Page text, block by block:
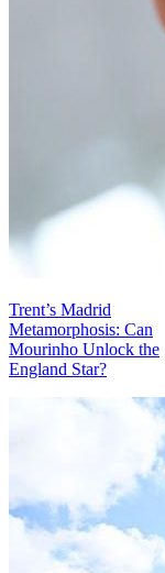
Trent’s Madrid
Metamorphosis: Can
Mourinho Unlock the
England Star?